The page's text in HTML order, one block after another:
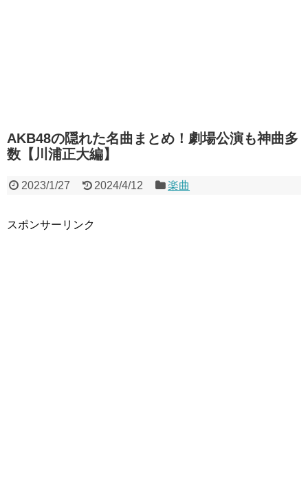
AKB48の隠れた名曲まとめ！劇場公演も神曲多
数【川浦正大編】
2023/1/27 2024/4/12 楽曲
スポンサーリンク